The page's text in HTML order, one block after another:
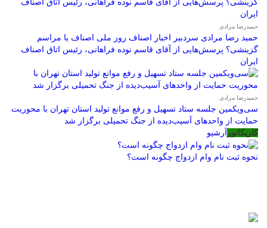
حمیدرضا مرادی
حمید رضا مرادی سردبیر اخبار اصناف روز ملی اصناف یا مراسم
گزینشی؟ پرسش‌هایی از آقای قاسم نوده فراهانی، رئیس اتاق اصناف
ایران
حمیدرضا مرادی
سی‌ویکمین جلسه ستاد تسهیل و رفع موانع تولید استان تهران با محوریت
حمایت از واحدهای آسیب‌دیده از جنگ تحمیلی برگزار شد
کاریکاتور آرشیو
نحوه ثبت نام وام ازدواج چگونه است؟